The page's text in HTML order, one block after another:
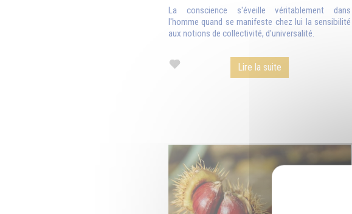
La conscience s'éveille véritablement dans
l'homme quand se manifeste chez lui la sensibilité
aux notions de collectivité, d'universalité.
Lire la suite